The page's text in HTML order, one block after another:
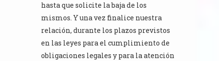
hasta que solicite la baja de los
mismos. Y una vez finalice nuestra
relación, durante los plazos previstos
en las leyes para el cumplimiento de
obligaciones legales y para la atención